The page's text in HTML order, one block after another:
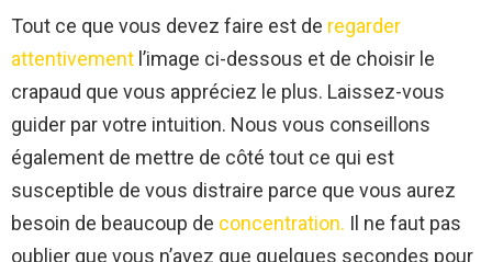
Tout ce que vous devez faire est de regarder
attentivement l’image ci-dessous et de choisir le
crapaud que vous appréciez le plus. Laissez-vous
guider par votre intuition. Nous vous conseillons
également de mettre de côté tout ce qui est
susceptible de vous distraire parce que vous aurez
besoin de beaucoup de concentration. Il ne faut pas
oublier que vous n’avez que quelques secondes pour